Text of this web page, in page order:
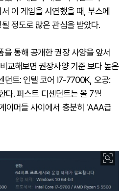
이 게임을 시연했을 때, 부스에
정도로 많은 관심을 받았다.
통해 공개한 권장 사양을 앞서
교해보면 권장사양 기준 보다 높은
던트: 인텔 코어 i7-7700K, 오공:
. 퍼스트 디센던트는 올 7월
이머들 사이에서 충분히 'AAA급